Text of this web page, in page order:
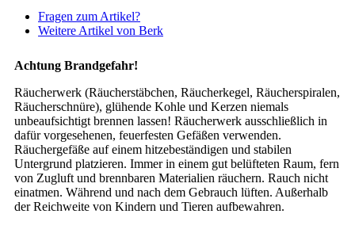
Fragen zum Artikel?
Weitere Artikel von Berk
Achtung Brandgefahr!
Räucherwerk (Räucherstäbchen, Räucherkegel, Räucherspiralen,
Räucherschnüre), glühende Kohle und Kerzen niemals
unbeaufsichtigt brennen lassen! Räucherwerk ausschließlich in
dafür vorgesehenen, feuerfesten Gefäßen verwenden.
Räuchergefäße auf einem hitzebeständigen und stabilen
Untergrund platzieren. Immer in einem gut belüfteten Raum, fern
von Zugluft und brennbaren Materialien räuchern. Rauch nicht
einatmen. Während und nach dem Gebrauch lüften. Außerhalb
der Reichweite von Kindern und Tieren aufbewahren.